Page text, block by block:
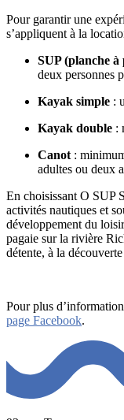
Pour garantir une
s’appliquent à la
SUP (planche à
deux personnes
Kayak simple :
Kayak double :
Canot :
adultes ou deux
En choisissant O SUP
activités nautiques et
développement du
pagaie sur la rivière
détente, à la
Pour plus
page Facebook.